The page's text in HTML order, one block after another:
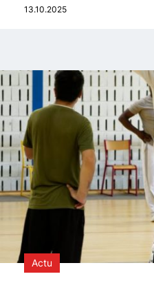
13.10.2025
Actu